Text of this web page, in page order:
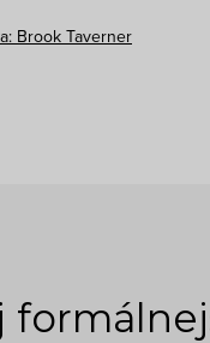
Brook Taverner